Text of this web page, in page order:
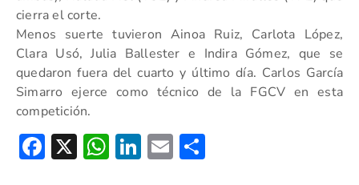
cierra el corte.
Menos suerte tuvieron Ainoa Ruiz, Carlota López,
Clara Usó, Julia Ballester e Indira Gómez, que se
quedaron fuera del cuarto y último día. Carlos García
Simarro ejerce como técnico de la FGCV en esta
competición.
Facebook
X WhatsApp
LinkedIn
Email